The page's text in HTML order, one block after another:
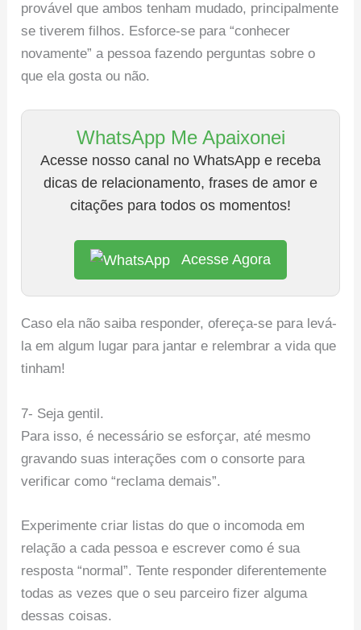
provável que ambos tenham mudado, principalmente
se tiverem filhos. Esforce-se para “conhecer
novamente” a pessoa fazendo perguntas sobre o
que ela gosta ou não.
WhatsApp Me Apaixonei
Acesse nosso canal no WhatsApp e receba
dicas de relacionamento, frases de amor e
citações para todos os momentos!
Acesse Agora
Caso ela não saiba responder, ofereça-se para levá-
la em algum lugar para jantar e relembrar a vida que
tinham!
7- Seja gentil.
Para isso, é necessário se esforçar, até mesmo
gravando suas interações com o consorte para
verificar como “reclama demais”.
Experimente criar listas do que o incomoda em
relação a cada pessoa e escrever como é sua
resposta “normal”. Tente responder diferentemente
todas as vezes que o seu parceiro fizer alguma
dessas coisas.